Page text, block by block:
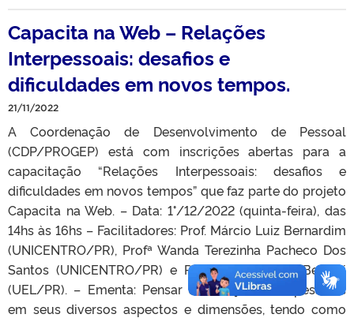
Capacita na Web – Relações
Interpessoais: desafios e
dificuldades em novos tempos.
21/11/2022
A Coordenação de Desenvolvimento de Pessoal
(CDP/PROGEP) está com inscrições abertas para a
capacitação “Relações Interpessoais: desafios e
dificuldades em novos tempos” que faz parte do projeto
Capacita na Web. – Data: 1°/12/2022 (quinta-feira), das
14hs às 16hs – Facilitadores: Prof. Márcio Luiz Bernardim
(UNICENTRO/PR), Profª Wanda Terezinha Pacheco Dos
Santos (UNICENTRO/PR) e Prof. Gabriel Tada Bertelli
(UEL/PR). – Ementa: Pensar as relações interpessoais
em seus diversos aspectos e dimensões, tendo como